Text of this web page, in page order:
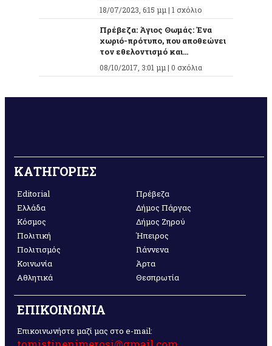
18/07/2023, 6:15 μμ | 1 σχόλιο
Πρέβεζα: Άγιος Θωμάς: Ένα
χωριό-πρότυπο, που αποθεώνει
τον εθελοντισμό και...
08/10/2017, 3:01 μμ | 0 σχόλια
ΚΑΤΗΓΟΡΙΕΣ
Editorial
Ελλάδα
Κόσμος
Πολιτική
Πολιτισμός
Κοινωνία
Αθλητικά
Πρέβεζα
Δήμος Πάργας
Δήμος Ζηρού
Ήπειρος
Γιάννενα
Άρτα
Θεσπρωτία
ΕΠΙΚΟΙΝΩΝΙΑ
Επικοινωνήστε μαζί μας στο e-mail: